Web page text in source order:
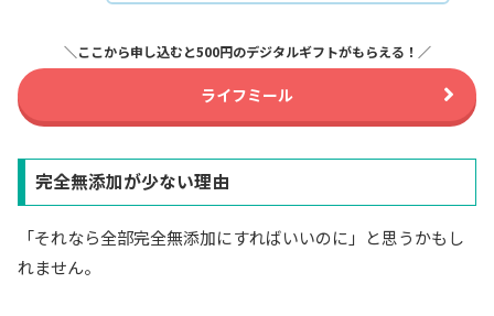
＼ここから申し込むと500円のデジタルギフトがもらえる！／
ライフミール
完全無添加が少ない理由
「それなら全部完全無添加にすればいいのに」と思うかもし
れません。